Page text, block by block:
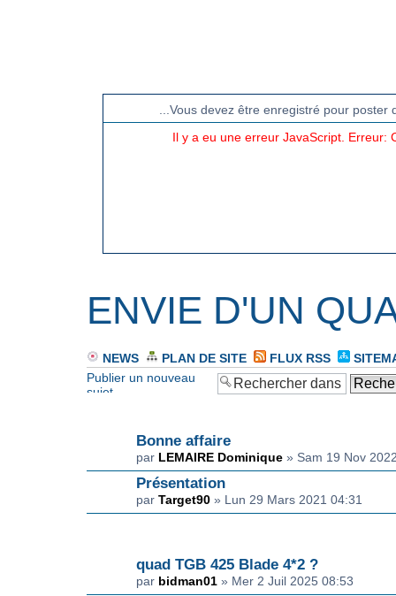
...Vous devez être enregistré pour
Il y a eu une erreur JavaScript. Erreur:
ENVIE D'UN
NEWS PLAN DE SITE FLUX RSS
Publier un nouveau
sujet
Bonne affaire
par LEMAIRE Dominique » Sam 19 Nov
Présentation
par Target90 » Lun 29 Mars 2021 04:31
quad TGB 425 Blade 4*2 ?
par bidman01 » Mer 2 Juil 2025 08:53